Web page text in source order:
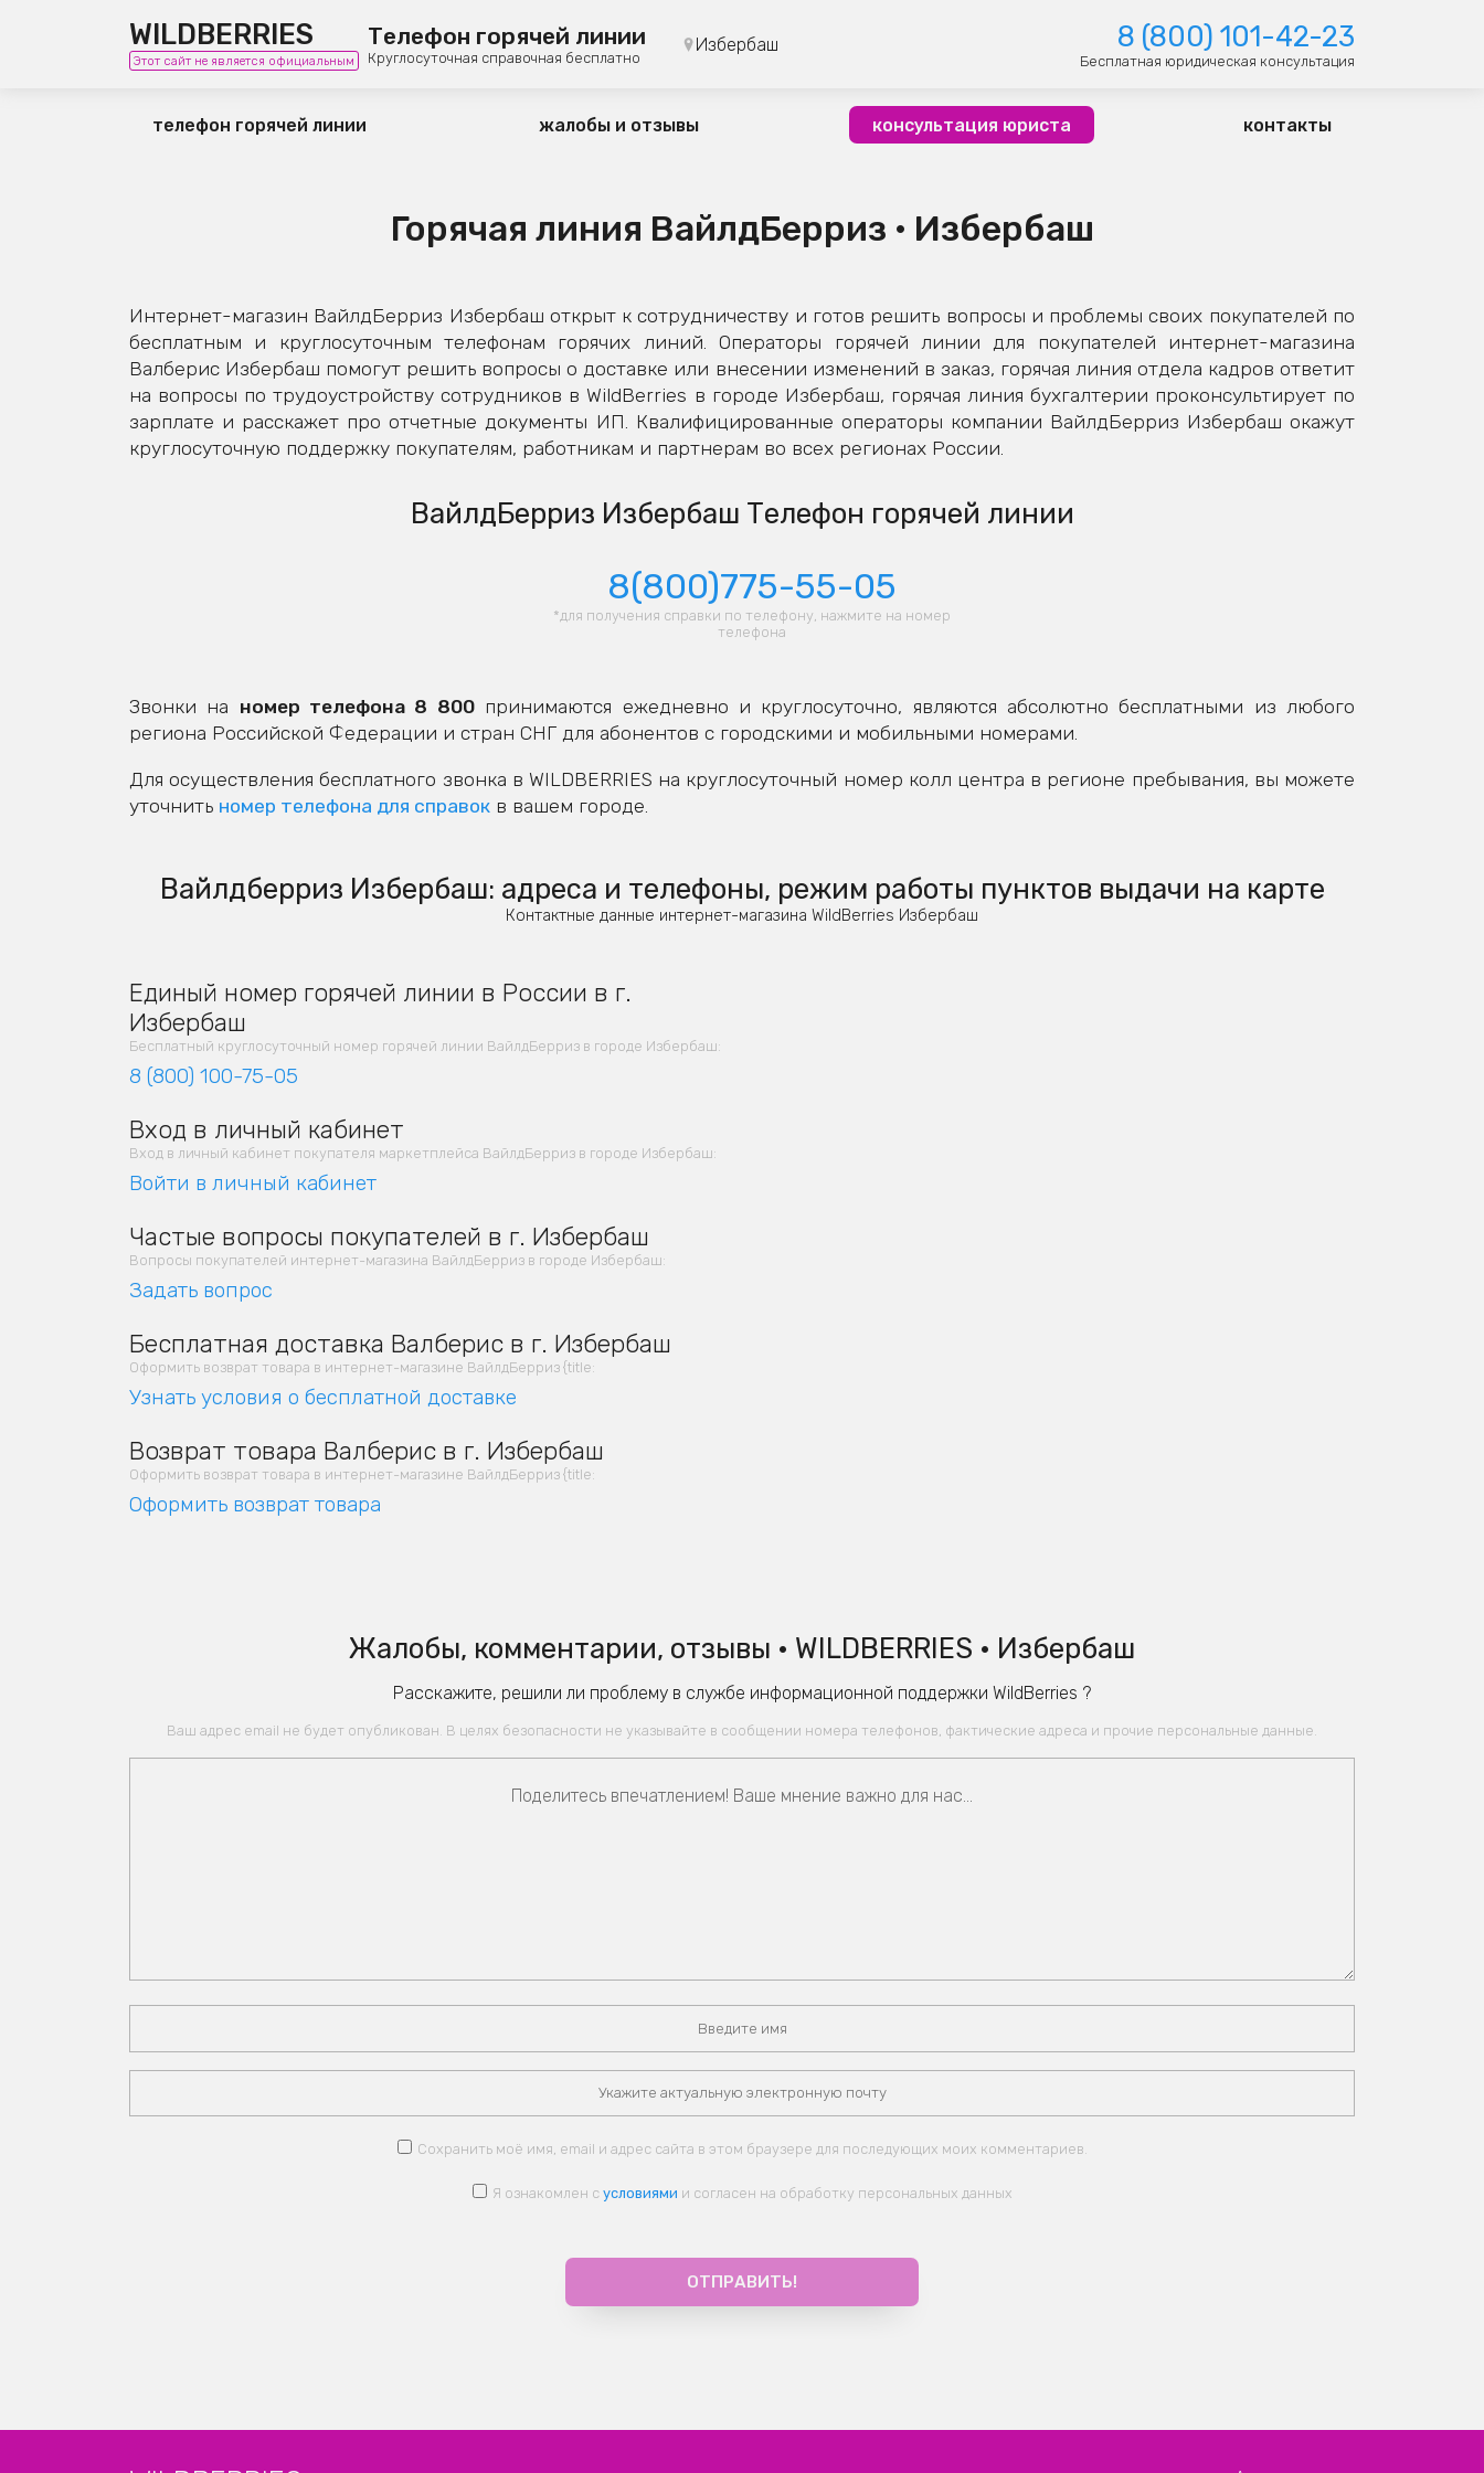
WILDBERRIES
Этот сайт не является официальным
Телефон горячей линии
Круглосуточная справочная бесплатно
Избербаш 8 (800) 101-42-23
Бесплатная юридическая консультация
телефон горячей линии жалобы и отзывы консультация юриста контакты
Горячая линия ВайлдБерриз • Избербаш
Интернет-магазин ВайлдБерриз Избербаш открыт к сотрудничеству и готов решить вопросы и проблемы своих покупателей по
бесплатным и круглосуточным телефонам горячих линий. Операторы горячей линии для покупателей интернет-магазина
Валберис Избербаш помогут решить вопросы о доставке или внесении изменений в заказ, горячая линия отдела кадров ответит
на вопросы по трудоустройству сотрудников в WildBerries в городе Избербаш, горячая линия бухгалтерии проконсультирует по
зарплате и расскажет про отчетные документы ИП. Квалифицированные операторы компании ВайлдБерриз Избербаш окажут
круглосуточную поддержку покупателям, работникам и партнерам во всех регионах России.
ВайлдБерриз Избербаш Телефон горячей линии
8(800)775-55-05
*для получения справки по телефону, нажмите на номер
телефона
Звонки на номер телефона 8 800принимаются ежедневно и круглосуточно, являются абсолютно бесплатными из любого
региона Российской Федерации и стран СНГ для абонентов с городскими и мобильными номерами.
Для осуществления бесплатного звонка в WILDBERRIES на круглосуточный номер колл центра в регионе пребывания, вы можете
уточнить номер телефона для справок в вашем городе.
Вайлдберриз Избербаш: адреса и телефоны, режим работы пунктов выдачи на карте
Контактные данные интернет-магазина WildBerries Избербаш
Единый номер горячей линии в России в г.
Избербаш
Бесплатный круглосуточный номер горячей линии ВайлдБерриз в городе Избербаш:
8 (800) 100-75-05
Вход в личный кабинет
Вход в личный кабинет покупателя маркетплейса ВайлдБерриз в городе Избербаш:
Войти в личный кабинет
Частые вопросы покупателей в г. Избербаш
Вопросы покупателей интернет-магазина ВайлдБерриз в городе Избербаш:
Задать вопрос
Бесплатная доставка Валберис в г. Избербаш
Оформить возврат товара в интернет-магазине ВайлдБерриз {title:
Узнать условия о бесплатной доставке
Возврат товара Валберис в г. Избербаш
Оформить возврат товара в интернет-магазине ВайлдБерриз {title:
Оформить возврат товара
Жалобы, комментарии, отзывы • WILDBERRIES • Избербаш
Расскажите, решили ли проблему в службе информационной поддержки WildBerries ?
Ваш адрес email не будет опубликован. В целях безопасности не указывайте в сообщении номера телефонов, фактические адреса и прочие персональные данные.
Сохранить моё имя, email и адрес сайта в этом браузере для последующих моих комментариев.
Я ознакомлен с условиями и согласен на обработку персональных данных